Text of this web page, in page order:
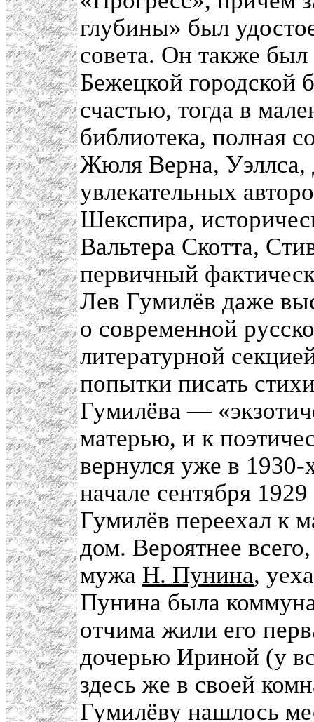
глубины» был
совета. Он также
Бежецкой городской
счастью, тогда в
библиотека, полная
Жюля Верна, Уэллса,
увлекательных
Шекспира,
Вальтера Скотта,
первичный
Лев Гумилёв даже
о современной
литературной
попытки писать
Гумилёва —
матерью, и к
вернулся уже в 1930-
начале сентября
Гумилёв переехал к
дом. Вероятнее
мужа Н. Пунина,
Пунина была
отчима жили его
дочерью Ириной (у
здесь же в своей
Гумилёву нашлось